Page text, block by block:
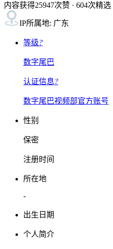
内容获得25947次赞 · 604次精选
IP所属地: 广东
等级?
数字尾巴
认证信息?
数字尾巴视频部官方账号
性别
保密
注册时间
所在地
-
出生日期
个人简介